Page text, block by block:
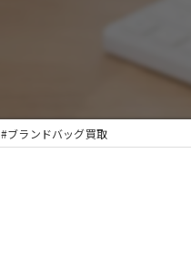
#ブランドバッグ買取